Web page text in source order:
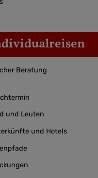
Beratung
und Leuten
und Hotels